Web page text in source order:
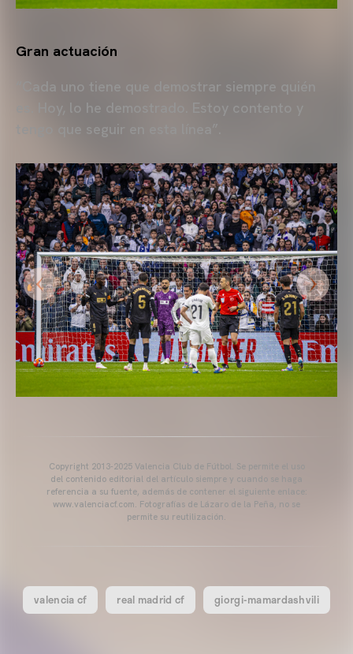
Gran actuación
“Cada uno tiene que demostrar siempre quién
es. Hoy, lo he demostrado. Estoy contento y
tengo que seguir en esta línea”.
Copyright 2013-2025 Valencia Club de Fútbol. Se permite el uso
del contenido editorial del artículo siempre y cuando se haga
referencia a su fuente, además de contener el siguiente enlace:
www.valenciacf.com. Fotografías de Lázaro de la Peña, no se
permite su reutilización.
valencia cf real madrid cf giorgi-mamardashvili